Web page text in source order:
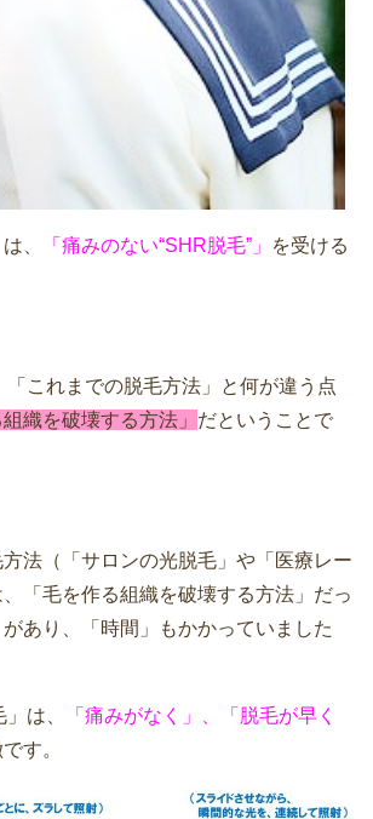
、 「痛みのない“SHR脱毛”」
を受ける
「これまでの脱毛方法」と何が違う点
組織を破壊する方法」 だということで
方法（「サロンの光脱毛」や「医療レー
「毛を作る組織を破壊する方法」だっ
あり、「時間」もかかっていました
は、
「痛みがなく」、「脱毛が早く
す。